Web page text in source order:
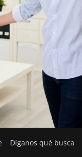
Díganos qué busca